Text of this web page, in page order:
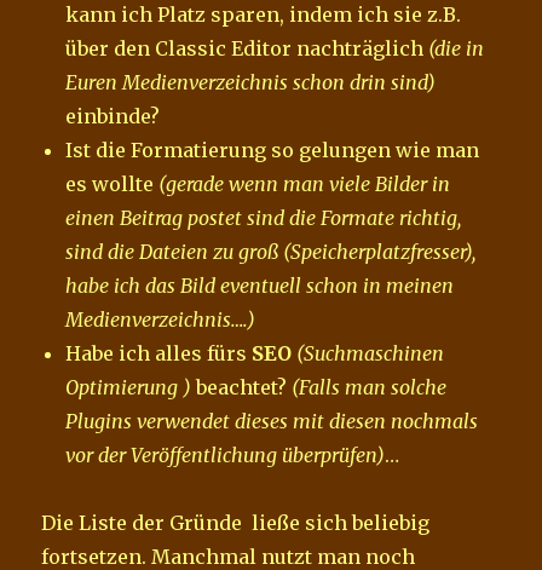
kann ich Platz sparen, indem ich sie z.B.
über den Classic Editor nachträglich (die in
Euren Medienverzeichnis schon drin sind)
einbinde?
Ist die Formatierung so gelungen wie man
es wollte (gerade wenn man viele Bilder in
einen Beitrag postet sind die Formate richtig,
sind die Dateien zu groß (Speicherplatzfresser),
habe ich das Bild eventuell schon in meinen
Medienverzeichnis….)
Habe ich alles fürs SEO (Suchmaschinen
Optimierung ) beachtet? (Falls man solche
Plugins verwendet dieses mit diesen nochmals
vor der Veröffentlichung überprüfen)…
Die Liste der Gründe ließe sich beliebig
fortsetzen. Manchmal nutzt man noch